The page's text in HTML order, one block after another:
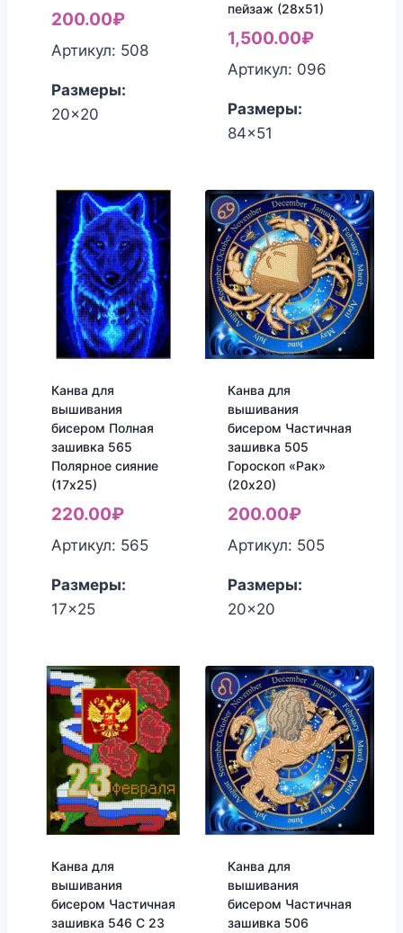
200.00₽
Артикул: 508
Размеры:
20x20
пейзаж (28х51)
1,500.00₽
Артикул: 096
Размеры:
84x51
Канва для
вышивания
бисером Полная
зашивка 565
Полярное сияние
(17х25)
220.00₽
Артикул: 565
Размеры:
17x25
Канва для
вышивания
бисером Частичная
зашивка 505
Гороскоп «Рак»
(20х20)
200.00₽
Артикул: 505
Размеры:
20x20
Канва для
вышивания
бисером Частичная
зашивка 546 С 23
Канва для
вышивания
бисером Частичная
зашивка 506